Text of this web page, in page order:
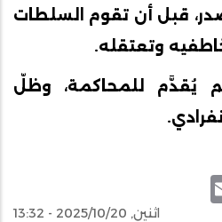
قبل أن تقوم السلطات
خاطفيه وتعتقله.
يُقدَّم للمحاكمة، وظلّ
اثنين, 2025/10/20 - 13:32